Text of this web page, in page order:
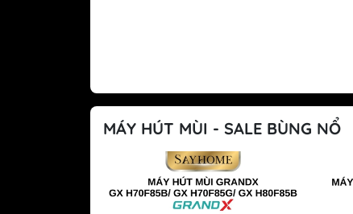
MÁY HÚT MÙI - SALE BÙNG NỔ